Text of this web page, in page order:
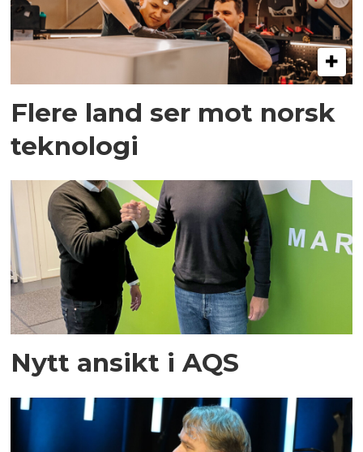
Flere land ser mot norsk
teknologi
Nytt ansikt i AQS